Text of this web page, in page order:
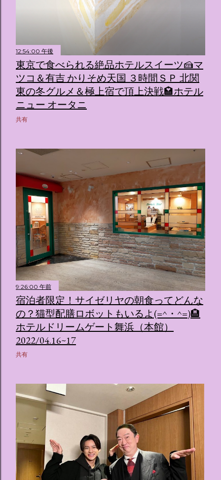
12:54:00 午後
東京で食べられる絶品ホテルスイーツ🍰マ
ツコ＆有吉 かりそめ天国 ３時間ＳＰ 北関
東の冬グルメ＆極上宿で頂上決戦🏩ホテル
ニュー オータニ
共有
9:26:00 午前
宿泊者限定！サイゼリヤの朝食ってどんな
の？猫型配膳ロボットもいるよ(=^・^=)🏨
ホテルドリームゲート舞浜（本館）
2022/04.16~17
共有